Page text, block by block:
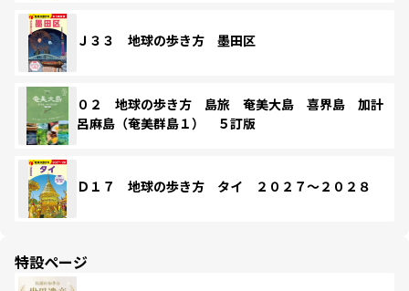
Ｊ３３ 地球の歩き方 墨田区
０２ 地球の歩き方 島旅 奄美大島 喜界島 加計
呂麻島（奄美群島１） ５訂版
Ｄ１７ 地球の歩き方 タイ ２０２７～２０２８
特設ページ